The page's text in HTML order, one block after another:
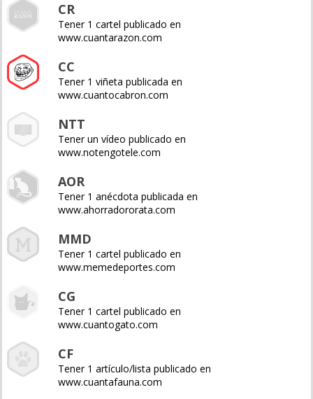
CR
Tener 1 cartel publicado en
www.cuantarazon.com
CC
Tener 1 viñeta publicada en
www.cuantocabron.com
NTT
Tener un vídeo publicado en
www.notengotele.com
AOR
Tener 1 anécdota publicada en
www.ahorradororata.com
MMD
Tener 1 cartel publicado en
www.memedeportes.com
CG
Tener 1 cartel publicado en
www.cuantogato.com
CF
Tener 1 artículo/lista publicado en
www.cuantafauna.com